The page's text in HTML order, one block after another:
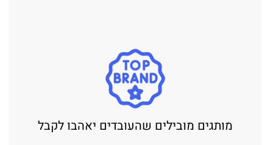
מותגים מובילים שהעובדים יאהבו לקבל